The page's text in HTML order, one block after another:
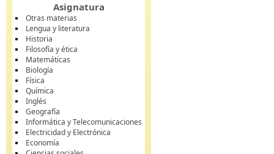
Asignatura
Otras materias
Lengua y literatura
Historia
Filosofía y ética
Matemáticas
Biología
Física
Química
Inglés
Geografía
Informática y Telecomunicaciones
Electricidad y Electrónica
Economía